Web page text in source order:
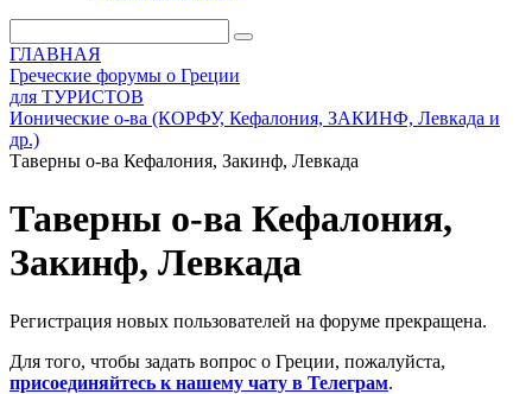
ГЛАВНАЯ
Греческие форумы о Греции
для ТУРИСТОВ
Ионические о-ва (КОРФУ, Кефалония, ЗАКИНФ, Левкада и
др.)
Таверны о-ва Кефалония, Закинф, Левкада
Таверны о-ва Кефалония,
Закинф, Левкада
Регистрация новых пользователей на форуме прекращена.
Для того, чтобы задать вопрос о Греции, пожалуйста,
присоединяйтесь к нашему чату в Телеграм.